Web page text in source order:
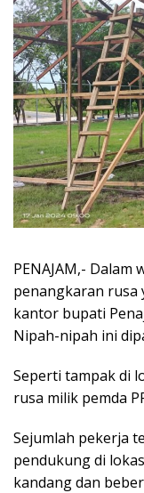
PENAJAM,-
penangkaran rusa
kantor bupati
Nipah-nipah ini
Seperti tampak di
rusa milik pemda
Sejumlah pekerja
pendukung di
kandang dan